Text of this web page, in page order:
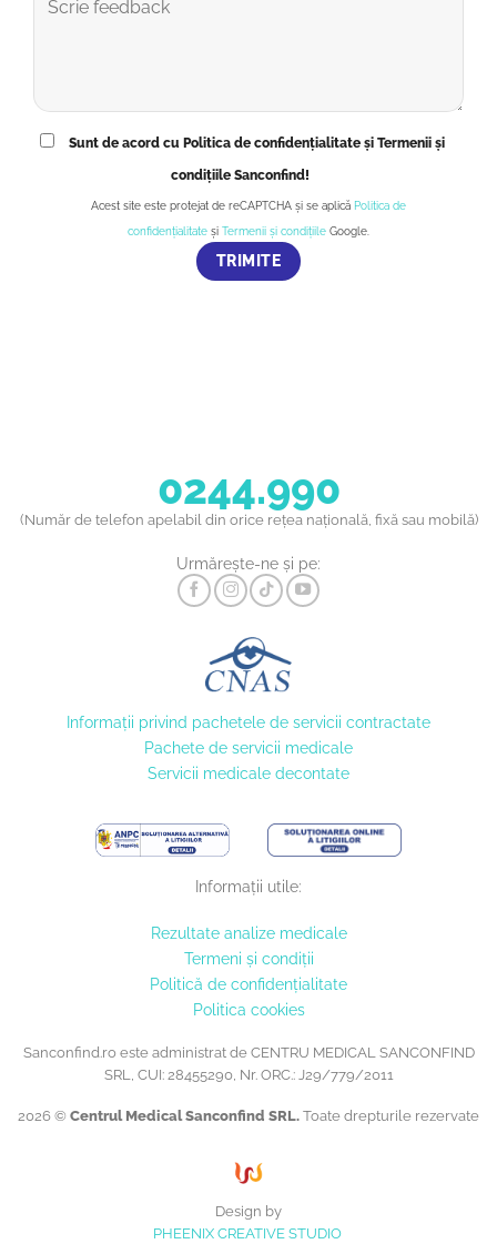
Sunt de acord cu Politica de confidențialitate și Termenii și
condițiile Sanconfind!
Acest site este protejat de reCAPTCHA și se aplică Politica de
confidențialitate și Termenii și condițiile Google.
0244.990
(Număr de telefon apelabil din orice rețea națională, fixă sau mobilă)
Urmărește-ne și pe:
Informaţii privind pachetele de servicii contractate
Pachete de servicii medicale
Servicii medicale decontate
Informații utile:
Rezultate analize medicale
Termeni și condiții
Politică de confidențialitate
Politica cookies
Sanconfind.ro este administrat de CENTRU MEDICAL SANCONFIND
SRL, CUI: 28455290, Nr. ORC.: J29/779/2011
2026 © Centrul Medical Sanconfind SRL. Toate drepturile rezervate
Design by
PHEENIX CREATIVE STUDIO